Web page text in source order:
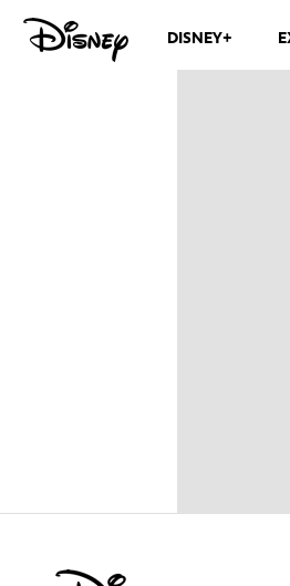
DISNEY+